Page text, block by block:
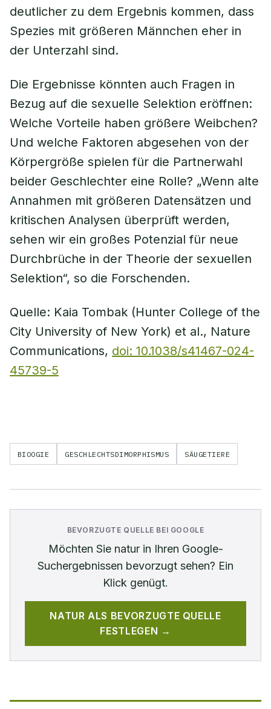
deutlicher zu dem Ergebnis kommen, dass
Spezies mit größeren Männchen eher in
der Unterzahl sind.
Die Ergebnisse könnten auch Fragen in
Bezug auf die sexuelle Selektion eröffnen:
Welche Vorteile haben größere Weibchen?
Und welche Faktoren abgesehen von der
Körpergröße spielen für die Partnerwahl
beider Geschlechter eine Rolle? „Wenn alte
Annahmen mit größeren Datensätzen und
kritischen Analysen überprüft werden,
sehen wir ein großes Potenzial für neue
Durchbrüche in der Theorie der sexuellen
Selektion“, so die Forschenden.
Quelle: Kaia Tombak (Hunter College of the
City University of New York) et al., Nature
Communications, doi: 10.1038/s41467-024-
45739-5
BIOOGIE GESCHLECHTSDIMORPHISMUS SÄUGETIERE
BEVORZUGTE QUELLE BEI GOOGLE
Möchten Sie naturin Ihren Google-
Suchergebnissen bevorzugt sehen? Ein
Klick genügt.
NATUR ALS BEVORZUGTE QUELLE
FESTLEGEN →